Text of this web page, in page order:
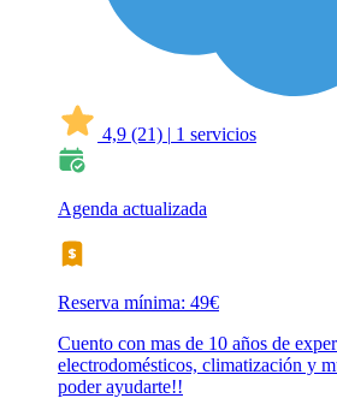
4,9 (21) | 1 servicios
Agenda actualizada
Reserva mínima: 49€
Cuento con mas de 10 años de
electrodomésticos, climatización y
poder ayudarte!!